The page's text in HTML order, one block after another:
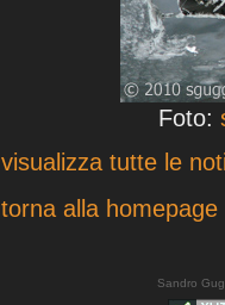
Foto:
visualizza tutte le
torna alla homepage
Sandro